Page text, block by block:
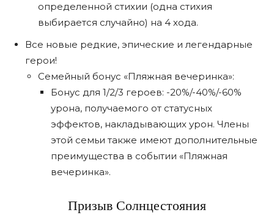
определенной стихии (одна стихия
выбирается случайно) на 4 хода.
Все новые редкие, эпические и легендарные
герои!
Семейный бонус «Пляжная вечеринка»:
Бонус для 1/2/3 героев: -20%/-40%/-60%
урона, получаемого от статусных
эффектов, накладывающих урон. Члены
этой семьи также имеют дополнительные
преимущества в событии «Пляжная
вечеринка».
Призыв Солнцестояния